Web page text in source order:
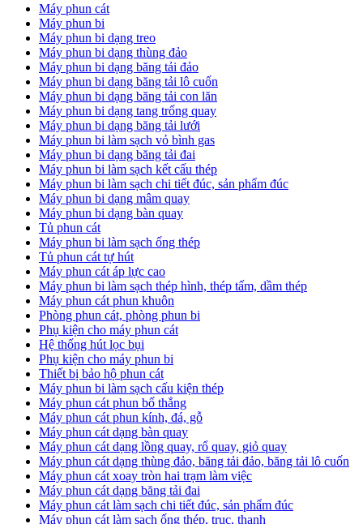
Máy phun cát
Máy phun bi
Máy phun bi dạng treo
Máy phun bi dạng thùng đảo
Máy phun bi dạng băng tải đảo
Máy phun bi dạng băng tải lô cuốn
Máy phun bi dạng băng tải con lăn
Máy phun bi dạng tang trống quay
Máy phun bi dạng băng tải lưới
Máy phun bi làm sạch vỏ bình gas
Máy phun bi dạng băng tải đai
Máy phun bi làm sạch kết cấu thép
Máy phun bi làm sạch chi tiết đúc, sản phẩm đúc
Máy phun bi dạng mâm quay
Máy phun bi dạng bàn quay
Tủ phun cát
Máy phun bi làm sạch ống thép
Tủ phun cát tự hút
Máy phun cát áp lực cao
Máy phun bi làm sạch thép hình, thép tấm, dầm thép
Máy phun cát phun khuôn
Phòng phun cát, phòng phun bi
Phụ kiện cho máy phun cát
Hệ thống hút lọc bụi
Phụ kiện cho máy phun bi
Thiết bị bảo hộ phun cát
Máy phun bi làm sạch cấu kiện thép
Máy phun cát phun bố thắng
Máy phun cát phun kính, đá, gỗ
Máy phun cát dạng bàn quay
Máy phun cát dạng lồng quay, rổ quay, giỏ quay
Máy phun cát dạng thùng đảo, băng tải đảo, băng tải lô cuốn
Máy phun cát xoay tròn hai trạm làm việc
Máy phun cát dạng băng tải đai
​Máy phun cát làm sạch chi tiết đúc, sản phẩm đúc
Máy phun cát làm sạch ống thép, trục, thanh